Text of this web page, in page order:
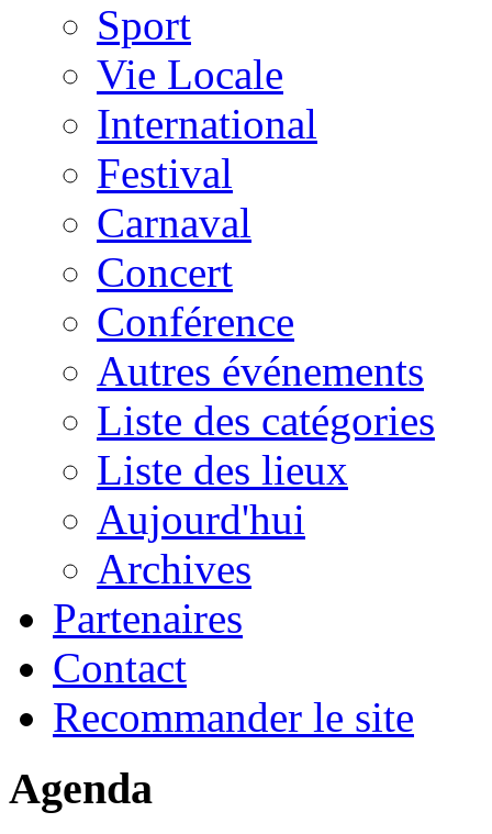
Sport
Vie Locale
International
Festival
Carnaval
Concert
Conférence
Autres événements
Liste des catégories
Liste des lieux
Aujourd'hui
Archives
Partenaires
Contact
Recommander le site
Agenda